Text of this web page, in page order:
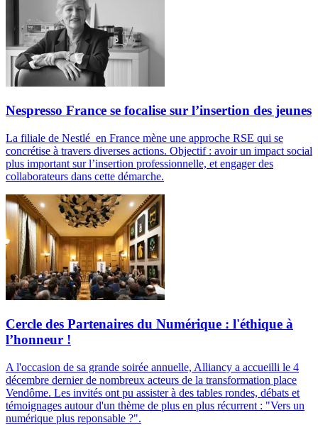
Nespresso France se focalise sur l’insertion des jeunes
La filiale de Nestlé en France mène une approche RSE qui se
concrétise à travers diverses actions. Objectif : avoir un impact social
plus important sur l’insertion professionnelle, et engager des
collaborateurs dans cette démarche.
Cercle des Partenaires du Numérique : l'éthique à
l’honneur !
A l'occasion de sa grande soirée annuelle, Alliancy a accueilli le 4
décembre dernier de nombreux acteurs de la transformation place
Vendôme. Les invités ont pu assister à des tables rondes, débats et
témoignages autour d'un thème de plus en plus récurrent : "Vers un
numérique plus reponsable ?".